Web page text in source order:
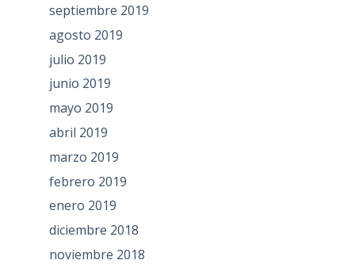
septiembre 2019
agosto 2019
julio 2019
junio 2019
mayo 2019
abril 2019
marzo 2019
febrero 2019
enero 2019
diciembre 2018
noviembre 2018